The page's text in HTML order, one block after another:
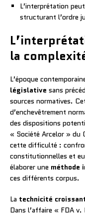
L’interprétation
structurant l’ordre
la
L’époque
législative sans
sources normatives.
d’enchevêtrement
des dispositions
« Société Arcelor » du
cette difficulté :
constitutionnelles et
élaborer une méthode
ces différents corpus.
La technicité
Dans l’affaire « FDA